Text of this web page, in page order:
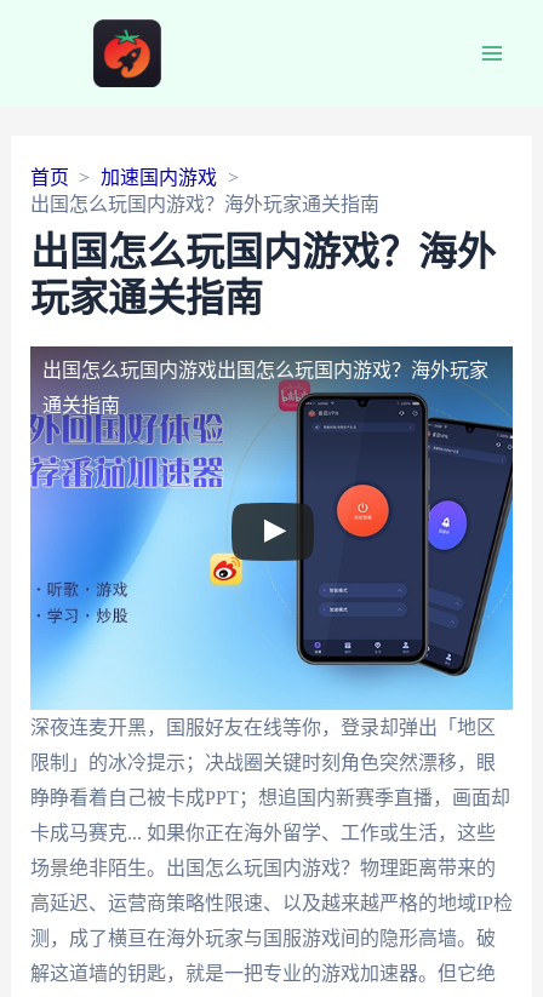
首页
加速国内游戏
出国怎么玩国内游戏？海外玩家通关指南
出国怎么玩国内游戏？海外
玩家通关指南
出国怎么玩国内游戏出国怎么玩国内游戏？海外玩家
通关指南
深夜连麦开黑，国服好友在线等你，登录却弹出「地区
限制」的冰冷提示；决战圈关键时刻角色突然漂移，眼
睁睁看着自己被卡成PPT；想追国内新赛季直播，画面却
卡成马赛克... 如果你正在海外留学、工作或生活，这些
场景绝非陌生。出国怎么玩国内游戏？物理距离带来的
高延迟、运营商策略性限速、以及越来越严格的地域IP检
测，成了横亘在海外玩家与国服游戏间的隐形高墙。破
解这道墙的钥匙，就是一把专业的游戏加速器。但它绝